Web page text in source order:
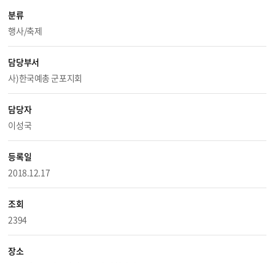
분류
행사/축제
담당부서
사)한국예총 군포지회
담당자
이성국
등록일
2018.12.17
조회
2394
장소